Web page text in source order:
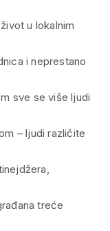
u lokalnim
i neprestano
sve se više ljudi
– ljudi različite
treće